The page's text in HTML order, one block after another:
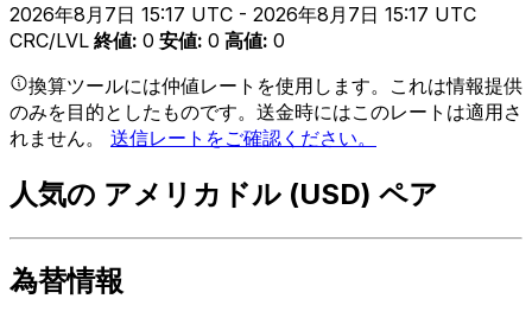
2026年8月7日 15:17 UTC - 2026年8月7日 15:17 UTC
CRC/LVL 終値: 0 安値: 0 高値: 0
換算ツールには仲値レートを使用します。これは情報提供
のみを目的としたものです。送金時にはこのレートは適用さ
れません。 送信レートをご確認ください。
人気の アメリカドル (USD) ペア
為替情報